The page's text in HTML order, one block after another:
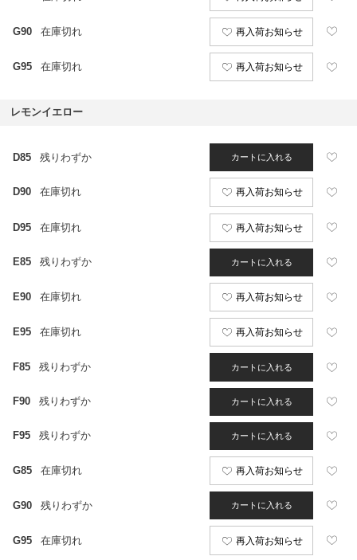
G90 在庫切れ 再入荷お知らせ
G95 在庫切れ 再入荷お知らせ
レモンイエロー
D85 残りわずか カートに入れる
D90 在庫切れ 再入荷お知らせ
D95 在庫切れ 再入荷お知らせ
E85 残りわずか カートに入れる
E90 在庫切れ 再入荷お知らせ
E95 在庫切れ 再入荷お知らせ
F85 残りわずか カートに入れる
F90 残りわずか カートに入れる
F95 残りわずか カートに入れる
G85 在庫切れ 再入荷お知らせ
G90 残りわずか カートに入れる
G95 在庫切れ 再入荷お知らせ